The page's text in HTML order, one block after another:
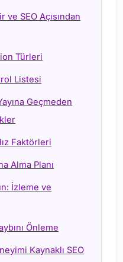
SEO Açısından
Türleri
Listesi
Geçmeden
Faktörleri
Alma Planı
İzleme ve
Önleme
Kaynaklı SEO